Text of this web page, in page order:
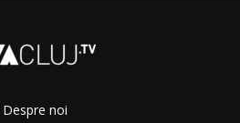
Despre noi